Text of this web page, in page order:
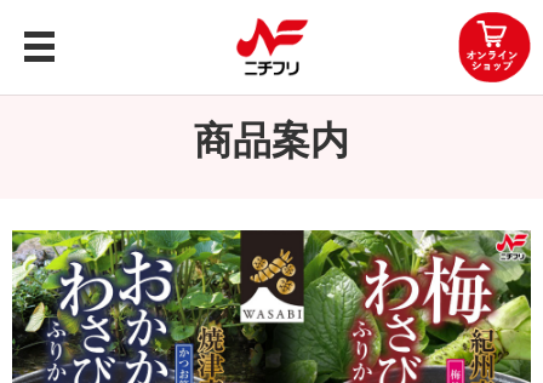
企業情報
レシピ
知る・楽しむ
商品案内